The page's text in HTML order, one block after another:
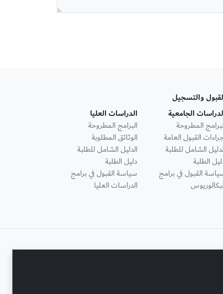
والتسجيل
الجامعية
المطروحة
القبول العامة
الشامل للطلبة
الطلبة
القبول في برامج
الدراسات العليا
البرامج المطروحة
الوثائق المطلوبة
الدليل الشامل للطلبة
دليل الطلبة
سياسة القبول في برامج
الدراسات العليا